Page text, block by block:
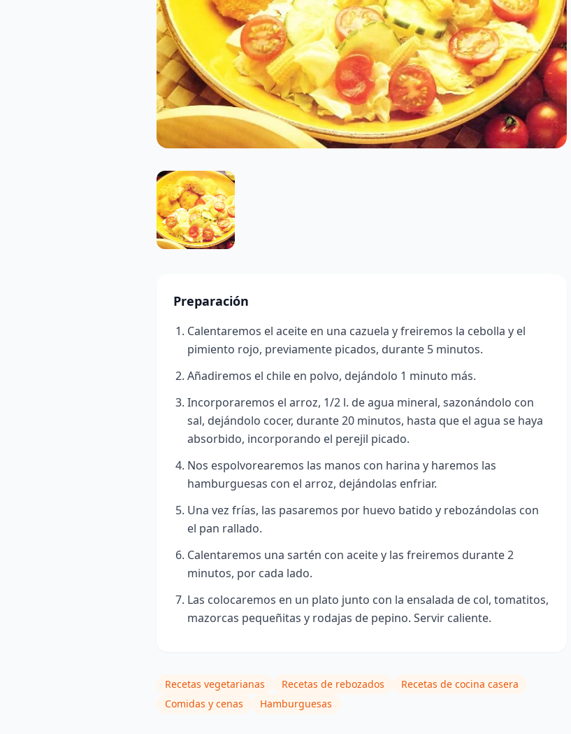
Preparación
Calentaremos el aceite en una cazuela y freiremos la cebolla y el
pimiento rojo, previamente picados, durante 5 minutos.
Añadiremos el chile en polvo, dejándolo 1 minuto más.
Incorporaremos el arroz, 1/2 l. de agua mineral, sazonándolo con
sal, dejándolo cocer, durante 20 minutos, hasta que el agua se haya
absorbido, incorporando el perejil picado.
Nos espolvorearemos las manos con harina y haremos las
hamburguesas con el arroz, dejándolas enfriar.
Una vez frías, las pasaremos por huevo batido y rebozándolas con
el pan rallado.
Calentaremos una sartén con aceite y las freiremos durante 2
minutos, por cada lado.
Las colocaremos en un plato junto con la ensalada de col, tomatitos,
mazorcas pequeñitas y rodajas de pepino. Servir caliente.
Recetas vegetarianas Recetas de rebozados
Recetas de cocina casera
Comidas y cenas
Hamburguesas